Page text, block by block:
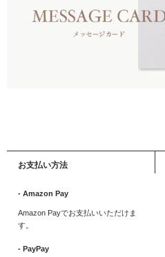
お支払い方法
- Amazon Pay
Amazon Payでお支払いいただけま
す。
- PayPay